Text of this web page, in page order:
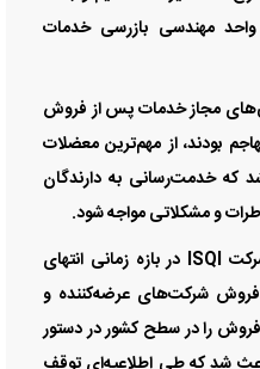
واحد مهندسی بازرسی خدمات
مجاز خدمات پس از فروش
بودند، از مهم‌ترین معضلات
که خدمت‌رسانی به دارندگان
و مشکلاتی مواجه شود.
همچنین مطابق روال همه ساله، شرکت ISQI در بازه زمانی انتهای
شرکت‌های عرضه‌کننده و
را در سطح کشور در دستور